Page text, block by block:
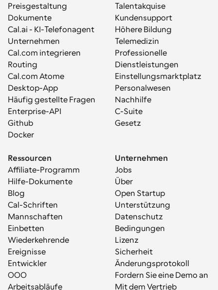
Preisgestaltung
Dokumente
Cal.ai - KI-Telefonagent
Unternehmen
Cal.com integrieren
Routing
Cal.com Atome
Desktop-App
Häufig gestellte Fragen
Enterprise-API
Github
Docker
Talentakquise
Kundensupport
Höhere Bildung
Telemedizin
Professionelle
Dienstleistungen
Einstellungsmarktplatz
Personalwesen
Nachhilfe
C-Suite
Gesetz
Ressourcen
Affiliate-Programm
Hilfe-Dokumente
Blog
Cal-Schriften
Mannschaften
Einbetten
Wiederkehrende
Ereignisse
Entwickler
OOO
Arbeitsabläufe
Unternehmen
Jobs
Über
Open Startup
Unterstützung
Datenschutz
Bedingungen
Lizenz
Sicherheit
Änderungsprotokoll
Fordern Sie eine Demo an
Mit dem Vertrieb